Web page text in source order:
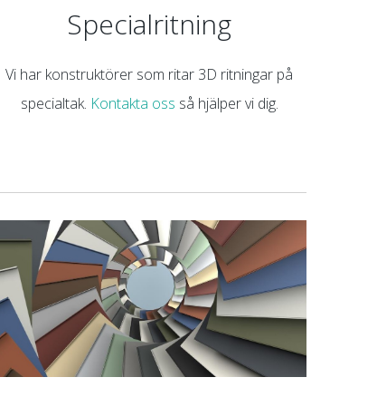
Specialritning
Vi har konstruktörer som ritar 3D ritningar på
specialtak. Kontakta oss så hjälper vi dig.